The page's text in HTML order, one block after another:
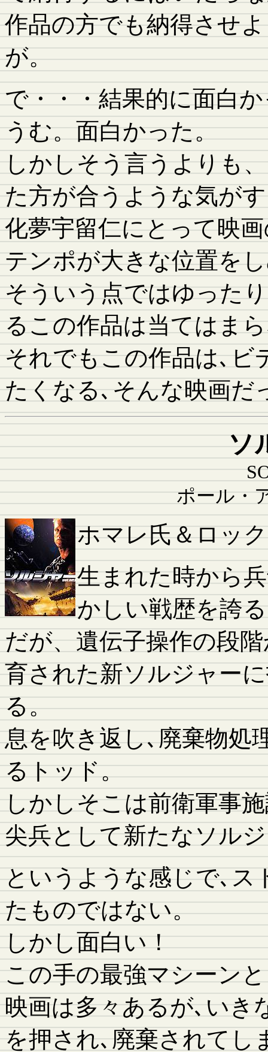
作品の方でも納得させ
が。
で・・・結果的に面白
うむ。面白かった。
しかしそう言うよりも
た方が合うような気が
化夢宇留仁にとって映
テンポが大きな位置を
そういう点ではゆった
るこの作品は当てはま
それでもこの作品は､ビ
たくなる､そんな映画だ
ソ
ポール・
ホマレ氏＆ロッ
生まれた時から
かしい戦歴を誇
だが、遺伝子操作の段
育された新ソルジャー
る。
息を吹き返し､廃棄物処
るトッド。
しかしそこは前衛軍事
尖兵として新たなソル
というような感じで､ス
たものではない。
しかし面白い！
この手の最強マシーン
映画は多々あるが､いき
を押され､廃棄されてし